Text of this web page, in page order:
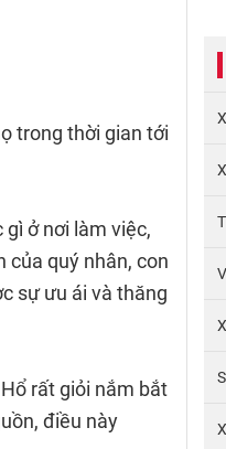
trong thời gian tới
ở nơi làm việc,
của quý nhân, con
sự ưu ái và thăng
rất giỏi nắm bắt
điều này